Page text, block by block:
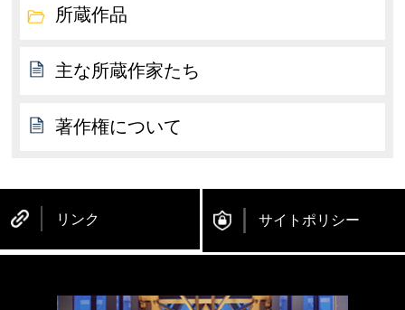
所蔵作品
主な所蔵作家たち
著作権について
リンク サイトポリシー